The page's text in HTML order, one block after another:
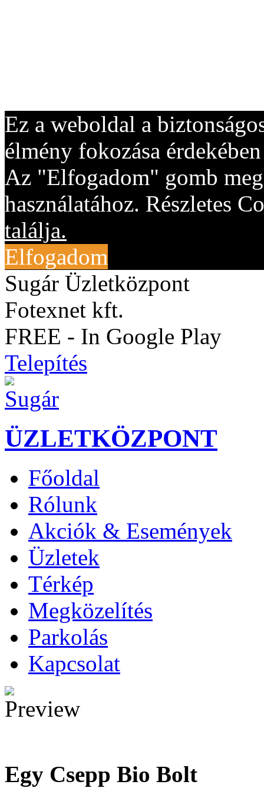
Ez a weboldal a
élmény fokozása
Az "Elfogadom" gomb
használatához. Részletes
találja.
Elfogadom
Sugár Üzletközpont
Fotexnet kft.
FREE - In Google Play
Telepítés
ÜZLETKÖZPONT
Főoldal
Rólunk
Akciók & Események
Üzletek
Térkép
Megközelítés
Parkolás
Kapcsolat
Egy Csepp Bio Bolt